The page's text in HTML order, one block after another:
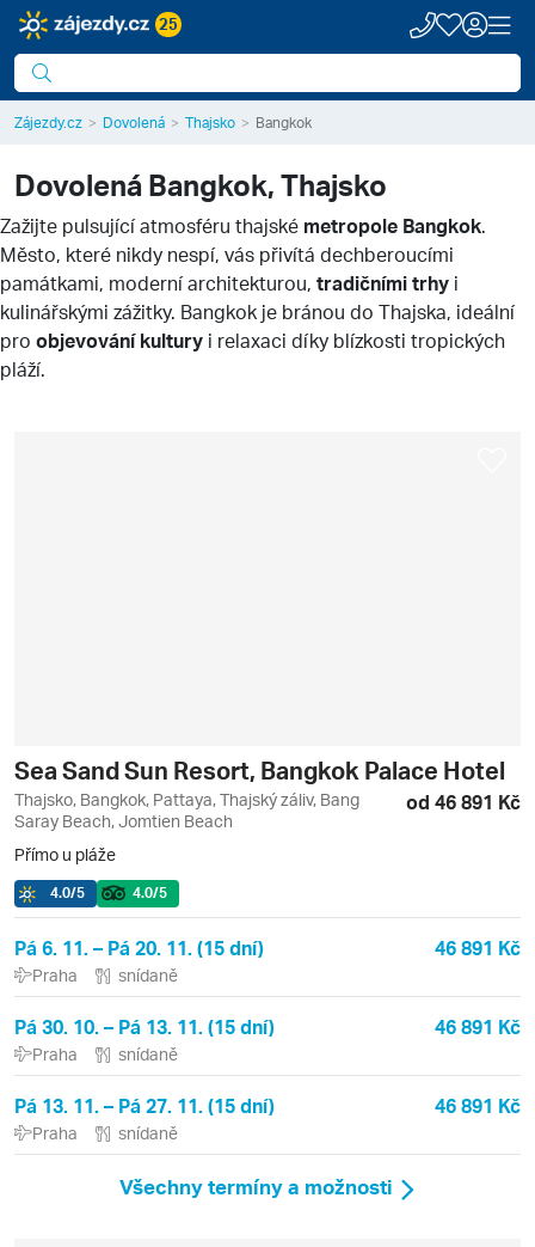
25
Zájezdy.cz Dovolená Thajsko Bangkok
Dovolená Bangkok, Thajsko
Zažijte pulsující atmosféru thajské metropole Bangkok.
Město, které nikdy nespí, vás přivítá dechberoucími
památkami, moderní architekturou, tradičními trhy i
kulinářskými zážitky. Bangkok je bránou do Thajska, ideální
pro objevování kultury i relaxaci díky blízkosti tropických
pláží.
Sea Sand Sun Resort, Bangkok Palace Hotel
Thajsko, Bangkok, Pattaya, Thajský záliv, Bang
Saray Beach, Jomtien Beach
od 46 891 Kč
Přímo u pláže
4.0/5 4.0/5
Pá 6. 11. – Pá 20. 11. (15 dní) 46 891 Kč
Praha snídaně
Pá 30. 10. – Pá 13. 11. (15 dní) 46 891 Kč
Praha snídaně
Pá 13. 11. – Pá 27. 11. (15 dní) 46 891 Kč
Praha snídaně
Všechny termíny a možnosti